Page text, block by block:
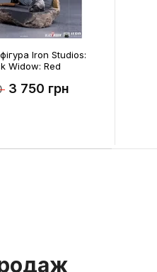
Iron Studios:
Widow: Red
3 750 грн